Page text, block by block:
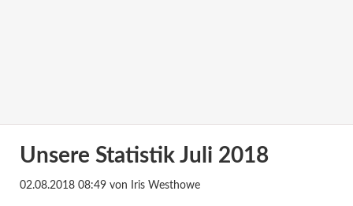
Unsere Statistik Juli 2018
02.08.2018 08:49von Iris Westhowe